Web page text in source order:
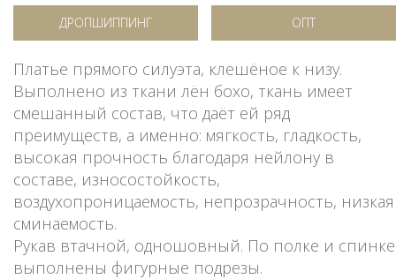
ДРОПШИППИНГ ОПТ
Платье прямого силуэта, клешёное к низу.
Выполнено из ткани лён бохо, ткань имеет
смешанный состав, что даёт ей ряд
преимуществ, а именно: мягкость, гладкость,
высокая прочность благодаря нейлону в
составе, износостойкость,
воздухопроницаемость, непрозрачность, низкая
сминаемость.
Рукав втачной, одношовный. По полке и спинке
выполнены фигурные подрезы.